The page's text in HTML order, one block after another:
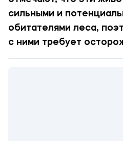
сильными и
обитателями леса,
с ними требует